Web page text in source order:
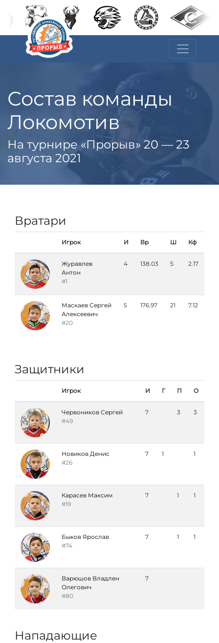
Состав команды
Локомотив
На турнире «Прорыв» 20 — 23
августа 2021
Вратари
Игрок И Вр Ш Кф
Журавлев
Антон
#1
4 138.03 5 2.17
Маскаев Сергей
Алексеевич
#20
5 176.97 21 7.12
Защитники
Игрок И Г П О
Червоников Сергей
#49
7 3 3
Новиков Денис
#26
7 1 1
Карасев Максим
#19
7 1 1
Быков Ярослав
#74
7 1 1
Варюшов Владлен
Олегович
#80
7
Нападающие